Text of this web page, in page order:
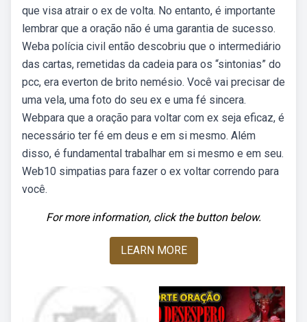
que visa atrair o ex de volta. No entanto, é importante
lembrar que a oração não é uma garantia de sucesso.
Weba polícia civil então descobriu que o intermediário
das cartas, remetidas da cadeia para os “sintonias” do
pcc, era everton de brito nemésio. Você vai precisar de
uma vela, uma foto do seu ex e uma fé sincera.
Webpara que a oração para voltar com ex seja eficaz, é
necessário ter fé em deus e em si mesmo. Além
disso, é fundamental trabalhar em si mesmo e em seu.
Web10 simpatias para fazer o ex voltar correndo para
você.
For more information, click the button below.
LEARN MORE